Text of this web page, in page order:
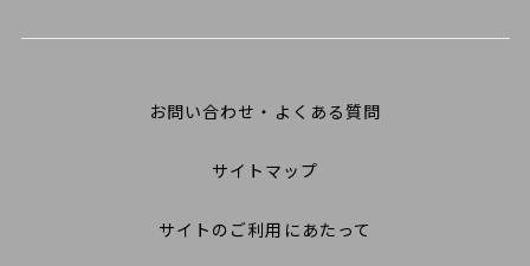
お問い合わせ・よくある質問
サイトマップ
サイトのご利用にあたって